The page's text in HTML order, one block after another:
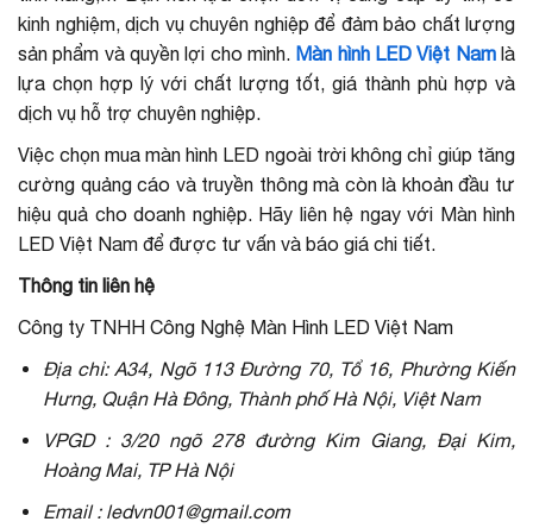
kinh nghiệm, dịch vụ chuyên nghiệp để đảm bảo chất lượng
sản phẩm và quyền lợi cho mình. Màn hình LED Việt Namlà
lựa chọn hợp lý với chất lượng tốt, giá thành phù hợp và
dịch vụ hỗ trợ chuyên nghiệp.
Việc chọn mua màn hình LED ngoài trời không chỉ giúp tăng
cường quảng cáo và truyền thông mà còn là khoản đầu tư
hiệu quả cho doanh nghiệp. Hãy liên hệ ngay với Màn hình
LED Việt Nam để được tư vấn và báo giá chi tiết.
Thông tin liên hệ
Công ty TNHH Công Nghệ Màn Hình LED Việt Nam
Địa chỉ: A34, Ngõ 113 Đường 70, Tổ 16, Phường Kiến
Hưng, Quận Hà Đông, Thành phố Hà Nội, Việt Nam
VPGD : 3/20 ngõ 278 đường Kim Giang, Đại Kim,
Hoàng Mai, TP Hà Nội
Email : ledvn001@gmail.com